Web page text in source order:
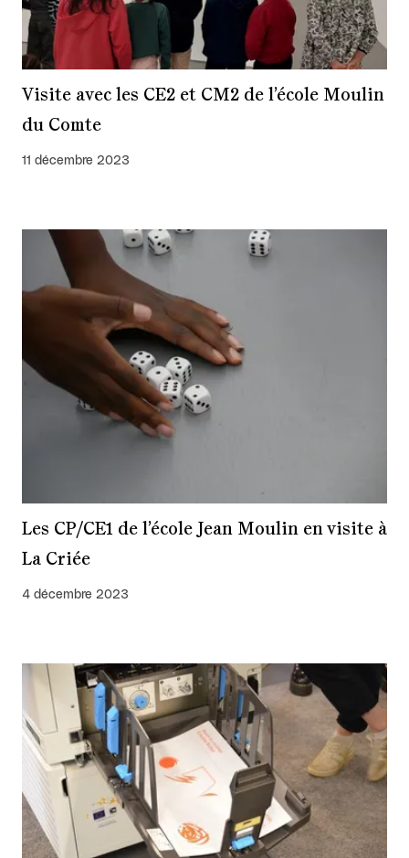
Visite avec les CE2 et CM2 de l’école Moulin
du Comte
11 décembre 2023
Les CP/CE1 de l’école Jean Moulin en visite à
La Criée
4 décembre 2023